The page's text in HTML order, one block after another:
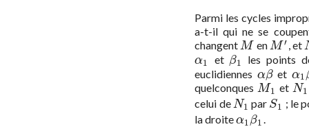
Parmi les cycles
a-t-il qui ne se
changent M
M enM′
M′ , et
α1
α1 et β1
β1
les points
euclidiennes αβ
αβ et α1
α1
quelconques M1
M1 et N1
N1
celui deN1
N1 par S1
S1 ; le
la droiteα1β1
α1 β1